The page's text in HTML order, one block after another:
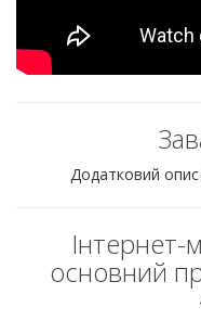
Додатковий
Інтернет-
основний